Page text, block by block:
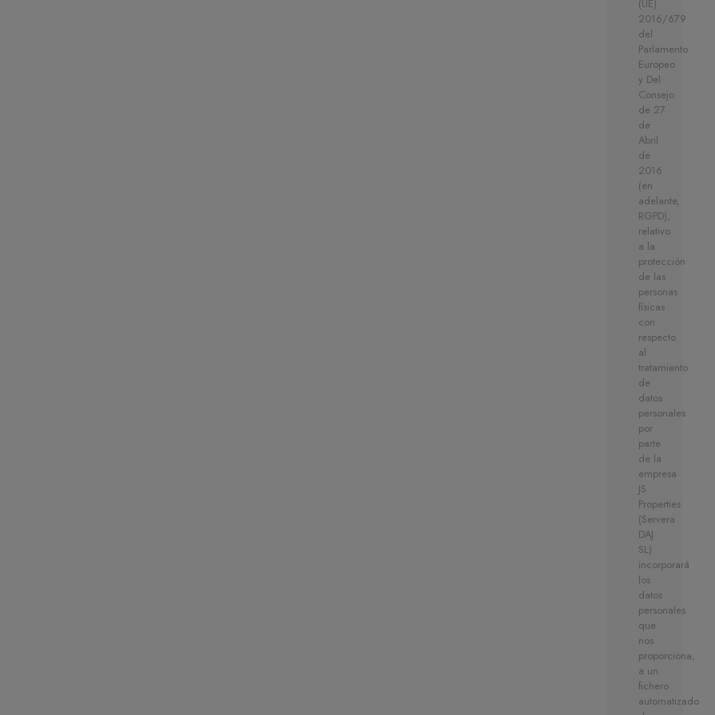
(UE)
2016/679
del
Parlamento
Europeo
y Del
Consejo
de 27
de
Abril
de
2016
(en
adelante,
RGPD),
relativo
a la
protección
de las
personas
físicas
con
respecto
al
tratamiento
de
datos
personales
por
parte
de la
empresa
JS
Properties
(Servera
DAJ
SL)
incorporará
los
datos
personales
que
nos
proporciona,
a un
fichero
automatizado